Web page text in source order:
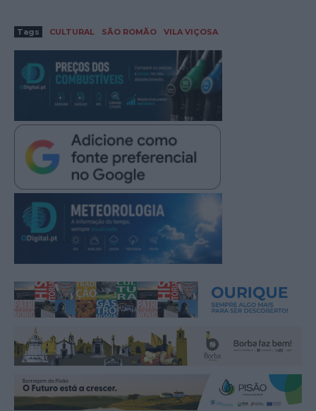
Tags CULTURAL SÃO ROMÃO VILA VIÇOSA